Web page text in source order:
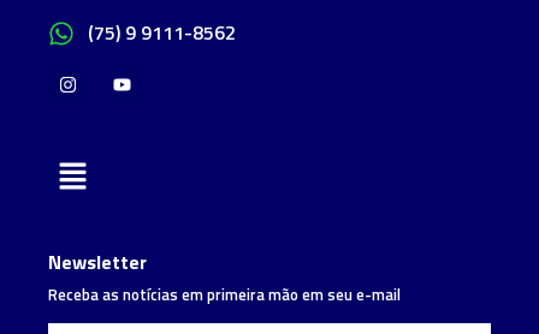
(75) 9 9111-8562
Newsletter
Receba as notícias em primeira mão em seu e-mail